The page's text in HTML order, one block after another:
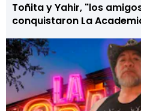
Toñita y Yahir, "los
conquistaron La